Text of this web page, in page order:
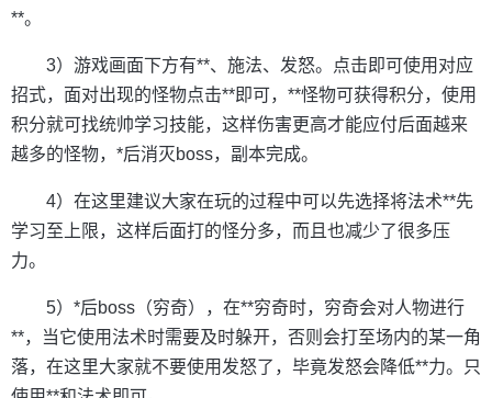
**。
3）游戏画面下方有**、施法、发怒。点击即可使用对应
招式，面对出现的怪物点击**即可，**怪物可获得积分，使用
积分就可找统帅学习技能，这样伤害更高才能应付后面越来
越多的怪物，*后消灭boss，副本完成。
4）在这里建议大家在玩的过程中可以先选择将法术**先
学习至上限，这样后面打的怪分多，而且也减少了很多压
力。
5）*后boss（穷奇），在**穷奇时，穷奇会对人物进行
**，当它使用法术时需要及时躲开，否则会打至场内的某一角
落，在这里大家就不要使用发怒了，毕竟发怒会降低**力。只